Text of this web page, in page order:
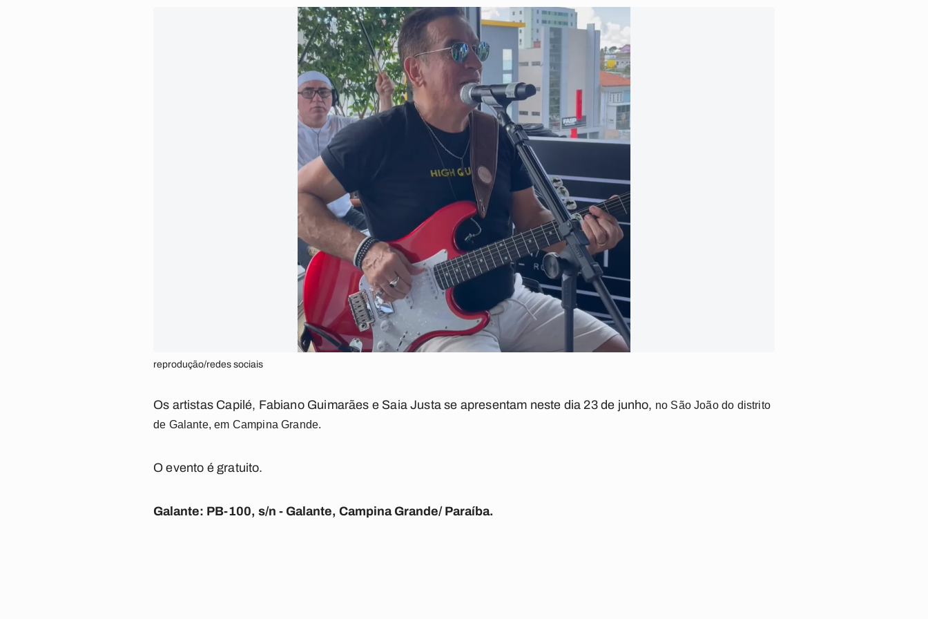
reprodução/redes sociais
Os artistas Capilé, Fabiano Guimarães e Saia Justa se apresentam neste dia 23 de junho, no São João do distrito
de Galante, em Campina Grande.
O evento é gratuito.
Galante: PB-100, s/n - Galante, Campina Grande/ Paraíba.